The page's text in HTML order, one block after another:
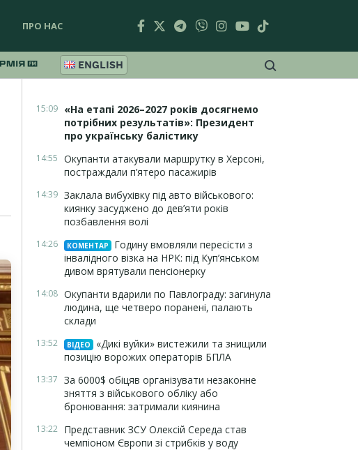
ПРО НАС
ENGLISH
15:09 «На етапі 2026–2027 років досягнемо
потрібних результатів»: Президент
про українську балістику
14:55 Окупанти атакували маршрутку в Херсоні,
постраждали п’ятеро пасажирів
14:39 Заклала вибухівку під авто військового:
киянку засуджено до дев’яти років
позбавлення волі
14:26 КОМЕНТАР
Годину вмовляли пересісти з
інвалідного візка на НРК: під Куп’янськом
дивом врятували пенсіонерку
14:08 Окупанти вдарили по Павлограду: загинула
людина, ще четверо поранені, палають
склади
13:52 ВІДЕО
«Дикі вуйки» вистежили та знищили
позицію ворожих операторів БПЛА
13:37 За 6000$ обіцяв організувати незаконне
зняття з військового обліку або
бронювання: затримали киянина
13:22 Представник ЗСУ Олексій Середа став
чемпіоном Європи зі стрибків у воду